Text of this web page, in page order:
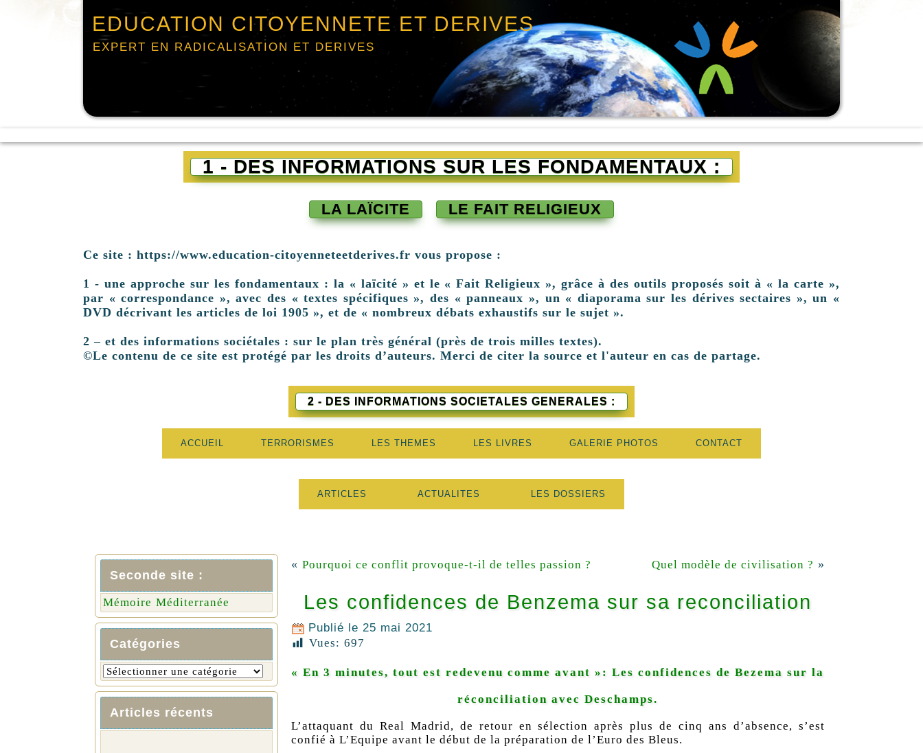
EDUCATION CITOYENNETE ET DERIVES
EXPERT EN RADICALISATION ET DERIVES
1 - DES INFORMATIONS SUR LES FONDAMENTAUX :
LA LAÏCITE LE FAIT RELIGIEUX
Ce site : https://www.education-citoyenneteetderives.fr vous propose :
1 - une approche sur les fondamentaux : la « laïcité » et le « Fait Religieux », grâce à des outils proposés soit à « la carte »,
par « correspondance », avec des « textes spécifiques », des « panneaux », un « diaporama sur les dérives sectaires », un «
DVD décrivant les articles de loi 1905 », et de « nombreux débats exhaustifs sur le sujet ».
2 – et des informations sociétales : sur le plan très général (près de trois milles textes).
©Le contenu de ce site est protégé par les droits d’auteurs. Merci de citer la source et l'auteur en cas de partage.
2 - DES INFORMATIONS SOCIETALES GENERALES :
ACCUEIL TERRORISMES LES THEMES LES LIVRES GALERIE PHOTOS CONTACT
ARTICLES ACTUALITES LES DOSSIERS
Seconde site :
Mémoire Méditerranée
Catégories
Articles récents
« Pourquoi ce conflit provoque-t-il de telles passion ? Quel modèle de civilisation ? »
Les confidences de Benzema sur sa reconciliation
Publié le 25 mai 2021
Vues: 697
« En 3 minutes, tout est redevenu comme avant »: Les confidences de Bezema sur la
réconciliation avec Deschamps.
L’attaquant du Real Madrid, de retour en sélection après plus de cinq ans d’absence, s’est
confié à L’Equipe avant le début de la préparation de l’Euro des Bleus.